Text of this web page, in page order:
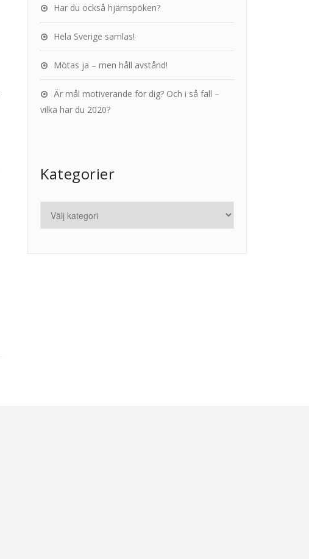
Har du också hjärnspöken?
Hela Sverige samlas!
Mötas ja – men håll avstånd!
Är mål motiverande för dig? Och i så fall –
vilka har du 2020?
Kategorier